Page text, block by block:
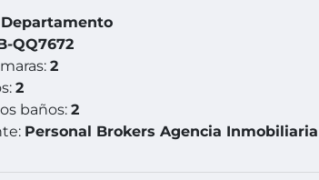
Departamento
QQ7672
2
2
baños:2
Personal Brokers Agencia Inmobiliaria